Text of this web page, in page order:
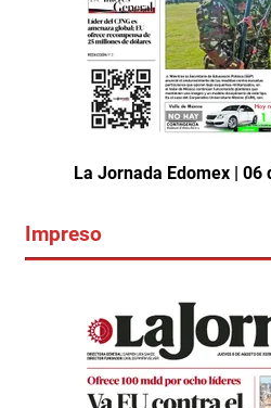
La Jornada Edomex | 06
Impreso